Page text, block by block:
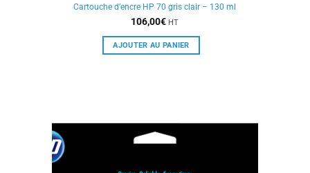
Cartouche d’encre HP 70 gris clair – 130 ml
106,00€ HT
AJOUTER AU PANIER